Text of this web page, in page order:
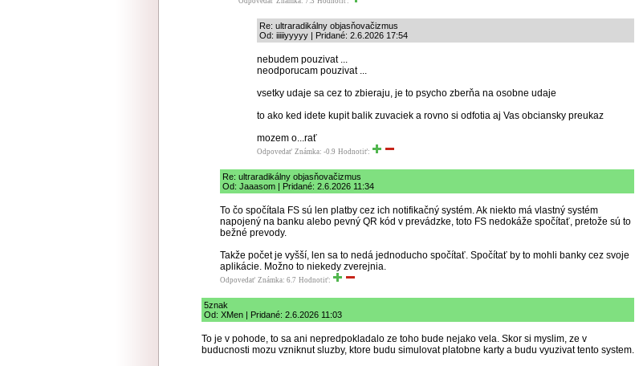
Re: ultraradikálny objasňovačizmus
Od: iiiiiyyyyy | Pridané: 2.6.2026 17:54
nebudem pouzivat ...
neodporucam pouzivat ...
vsetky udaje sa cez to zbieraju, je to psycho zberňa na osobne udaje
to ako ked idete kupit balik zuvaciek a rovno si odfotia aj Vas obciansky preukaz
mozem o...rať
Odpovedať Známka: -0.9 Hodnotiť:
Re: ultraradikálny objasňovačizmus
Od: Jaaasom | Pridané: 2.6.2026 11:34
To čo spočítala FS sú len platby cez ich notifikačný systém. Ak niekto má vlastný systém
napojený na banku alebo pevný QR kód v prevádzke, toto FS nedokáže spočítať, pretože sú to
bežné prevody.
Takže počet je vyšší, len sa to nedá jednoducho spočítať. Spočítať by to mohli banky cez svoje
aplikácie. Možno to niekedy zverejnia.
Odpovedať Známka: 6.7 Hodnotiť:
5znak
Od: XMen | Pridané: 2.6.2026 11:03
To je v pohode, to sa ani nepredpokladalo ze toho bude nejako vela. Skor si myslim, ze v
buducnosti mozu vzniknut sluzby, ktore budu simulovat platobne karty a budu vyuzivat tento system.